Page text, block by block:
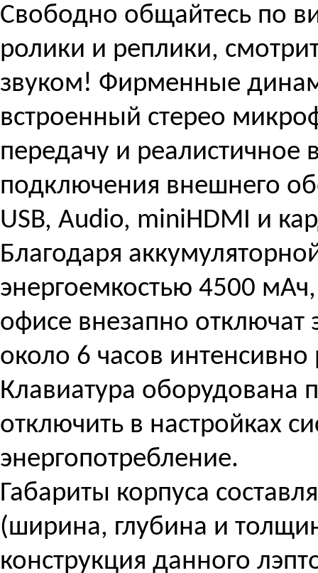
Свободно общайтесь по
ролики и реплики,
звуком! Фирменные
встроенный стерео
передачу и реалистичное
подключения внешнего
USB, Audio, miniHDMI и
Благодаря
энергоемкостью 4500
офисе внезапно
около 6 часов интенсивно
Клавиатура оборудована
отключить в настройках
энергопотребление.
Габариты корпуса
(ширина, глубина и
конструкция данного